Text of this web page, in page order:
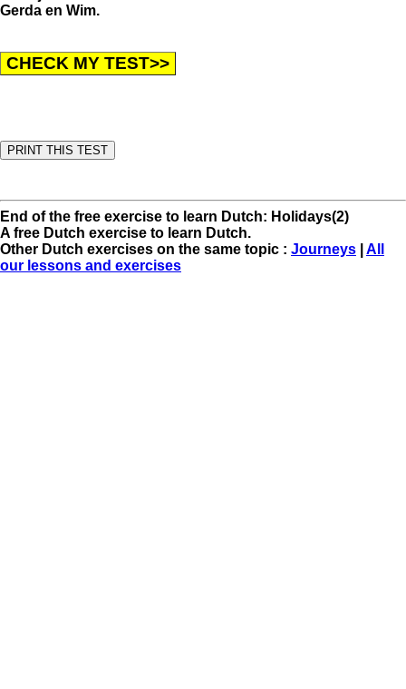
Gerda en Wim.
End of the free exercise to learn Dutch: Holidays(2)
A free Dutch exercise to learn Dutch.
Other Dutch exercises on the same topic : Journeys
All
our lessons and exercises